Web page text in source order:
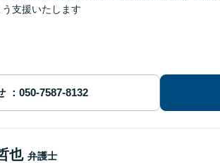
支援いたします
也 弁護士